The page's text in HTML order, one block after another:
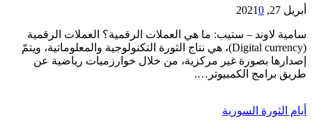
أبريل 27, 2021 0
سامية لاوند – ستيب: ما هي العملات الرقمية؟ العملات الرقمية
(Digital currency)، هي نتاج الثورة التكنولوجية والمعلوماتية، ويتمّ
إصدارها بصورة غير مركزية، من خلال خوارزميات رياضية عن
طريق برامج الكمبيوتر….
أيام الثورة السورية